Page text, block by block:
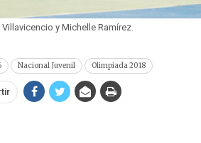
y Michelle Ramírez.
Nacional Juvenil Olimpiada 2018